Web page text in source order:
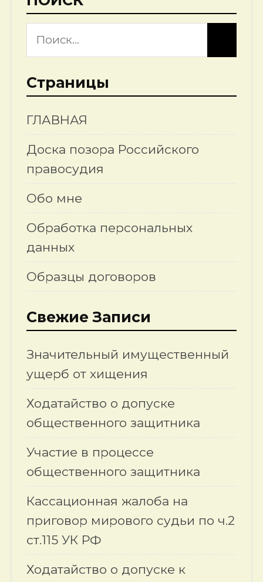
Страницы
ГЛАВНАЯ
Доска позора Российского
правосудия
Обо мне
Обработка персональных
данных
Образцы договоров
Свежие Записи
Значительный имущественный
ущерб от хищения
Ходатайство о допуске
общественного защитника
Участие в процессе
общественного защитника
Кассационная жалоба на
приговор мирового судьи по ч.2
ст.115 УК РФ
Ходатайство о допуске к